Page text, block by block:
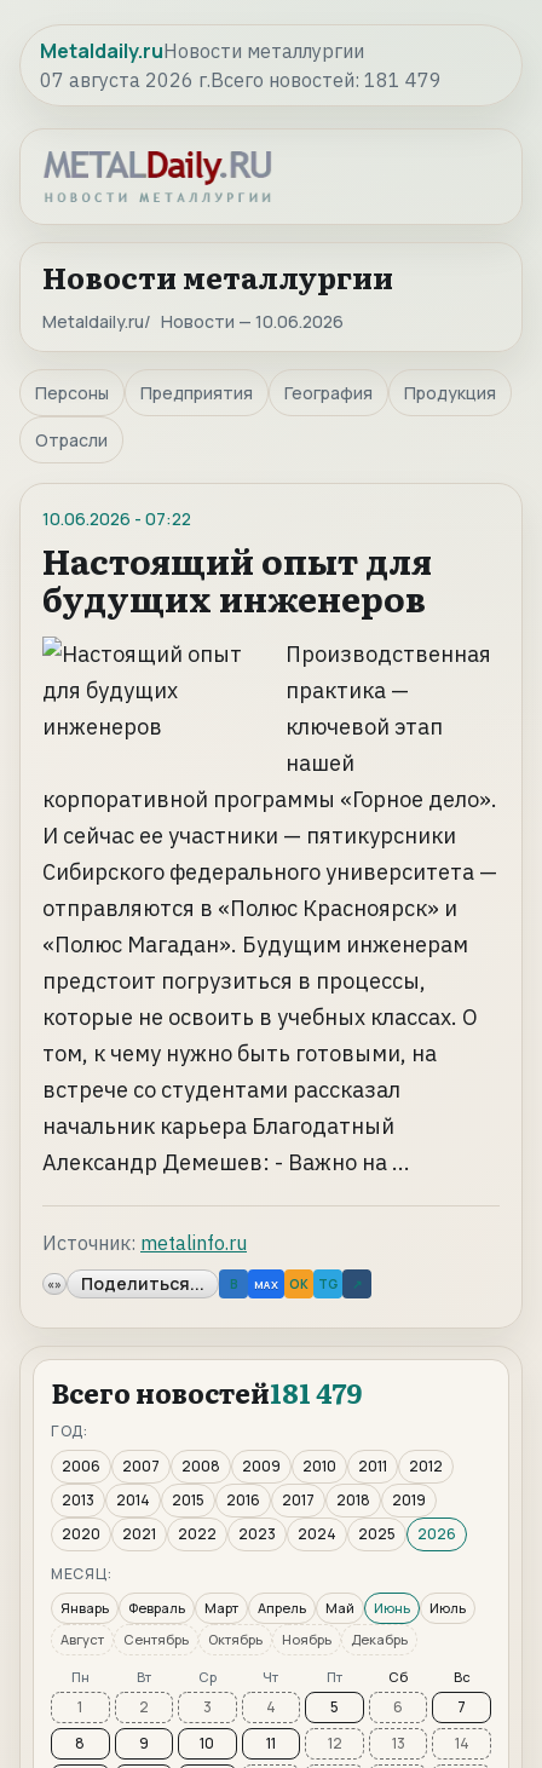
Metaldaily.ruНовости металлургии
07 августа 2026 г.Всего новостей: 181 479
Новости металлургии
Metaldaily.ru Новости — 10.06.2026
Персоны Предприятия География Продукция
Отрасли
10.06.2026 - 07:22
Настоящий опыт для
будущих инженеров
Производственная
практика —
ключевой этап
нашей
корпоративной программы «Горное дело».
И сейчас ее участники — пятикурсники
Сибирского федерального университета —
отправляются в «Полюс Красноярск» и
«Полюс Магадан». Будущим инженерам
предстоит погрузиться в процессы,
которые не освоить в учебных классах. О
том, к чему нужно быть готовыми, на
встрече со студентами рассказал
начальник карьера Благодатный
Александр Демешев: - Важно на ...
Источник: metalinfo.ru
«» Поделиться... B MAX OK TG ↗
Всего новостей181 479
ГОД:
2006
2007 2008 2009 2010 2011
2012
2013
2014 2015 2016 2017 2018
2019
2020
2021 2022 2023 2024 2025
2026
МЕСЯЦ:
Январь Февраль Март Апрель Май Июнь
Июль
Август
Сентябрь Октябрь Ноябрь Декабрь
Пн Вт Ср Чт Пт Сб Вс
1 2 3 4 5 6
7
8
9 10 11 12 13
14